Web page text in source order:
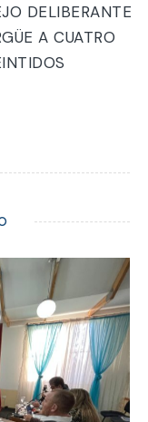
DELIBERANTE
A CUATRO